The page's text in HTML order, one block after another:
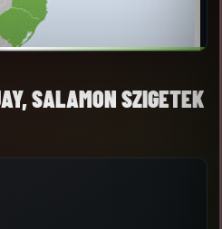
SALAMON SZIGETEK